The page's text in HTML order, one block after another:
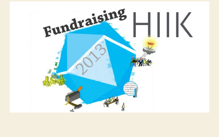
dons
pour
:
aidez
à
polémologie